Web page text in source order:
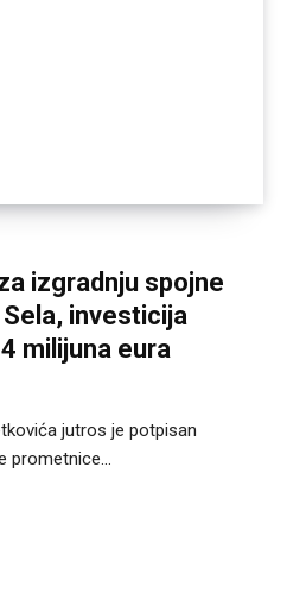
izgradnju spojne
investicija
milijuna eura
jutros je potpisan